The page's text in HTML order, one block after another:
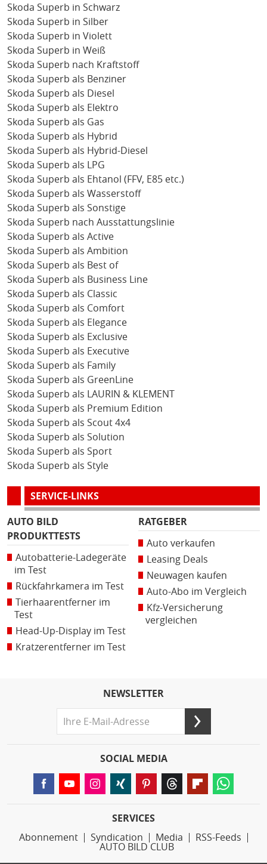
Skoda Superb in Schwarz
Skoda Superb in Silber
Skoda Superb in Violett
Skoda Superb in Weiß
Skoda Superb nach Kraftstoff
Skoda Superb als Benziner
Skoda Superb als Diesel
Skoda Superb als Elektro
Skoda Superb als Gas
Skoda Superb als Hybrid
Skoda Superb als Hybrid-Diesel
Skoda Superb als LPG
Skoda Superb als Ehtanol (FFV, E85 etc.)
Skoda Superb als Wasserstoff
Skoda Superb als Sonstige
Skoda Superb nach Ausstattungslinie
Skoda Superb als Active
Skoda Superb als Ambition
Skoda Superb als Best of
Skoda Superb als Business Line
Skoda Superb als Classic
Skoda Superb als Comfort
Skoda Superb als Elegance
Skoda Superb als Exclusive
Skoda Superb als Executive
Skoda Superb als Family
Skoda Superb als GreenLine
Skoda Superb als LAURIN & KLEMENT
Skoda Superb als Premium Edition
Skoda Superb als Scout 4x4
Skoda Superb als Solution
Skoda Superb als Sport
Skoda Superb als Style
SERVICE-LINKS
AUTO BILD
PRODUKTTESTS
Autobatterie-Ladegeräte
im Test
Rückfahrkamera im Test
Tierhaarentferner im
Test
Head-Up-Display im Test
Kratzerentferner im Test
RATGEBER
Auto verkaufen
Leasing Deals
Neuwagen kaufen
Auto-Abo im Vergleich
Kfz-Versicherung
vergleichen
NEWSLETTER
SOCIAL MEDIA
SERVICES
Abonnement
Syndication Media
RSS-Feeds
AUTO BILD CLUB